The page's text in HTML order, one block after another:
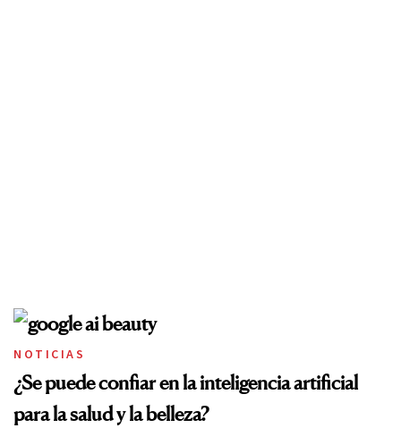
NOTICIAS
¿Se puede confiar en la inteligencia artificial
para la salud y la belleza?